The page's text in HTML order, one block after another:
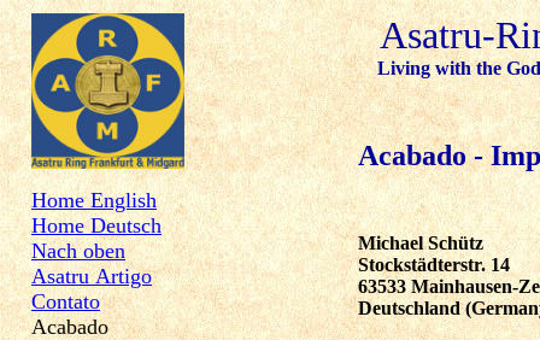
Home English
Home Deutsch
Nach oben
Asatru Artigo
Contato
Acabado
Asatru-
Living with the Gods.
Acabado -
Michael Schütz
Stockstädterstr. 14
63533 Mainhausen-
Deutschland